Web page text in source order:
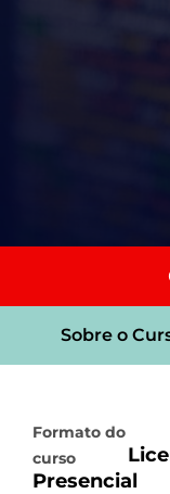
Sobre o
Formato do
curso
Presencial